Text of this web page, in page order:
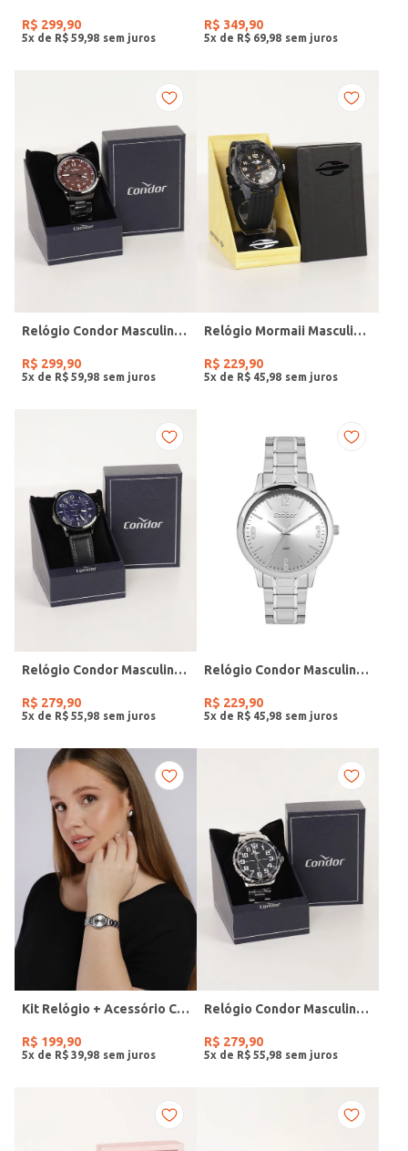
R$ 299,90
5x de R$ 59 98
R$ 349,90
5x de R$ 69 98
Relógio Condor Masculino PRETO
R$ 299,90
5x de R$ 59 98
Relógio Mormaii Masculino PRETO
R$ 229,90
5x de R$ 45 98
Relógio Condor Masculino PRETO
R$ 279,90
5x de R$ 55 98
Relógio Condor Masculino PRATA
R$ 229,90
5x de R$ 45 98
Kit Relógio + Acessório Condor Feminino PRATA
R$ 199,90
5x de R$ 39 98
Relógio Condor Masculino PRATA
R$ 279,90
5x de R$ 55 98